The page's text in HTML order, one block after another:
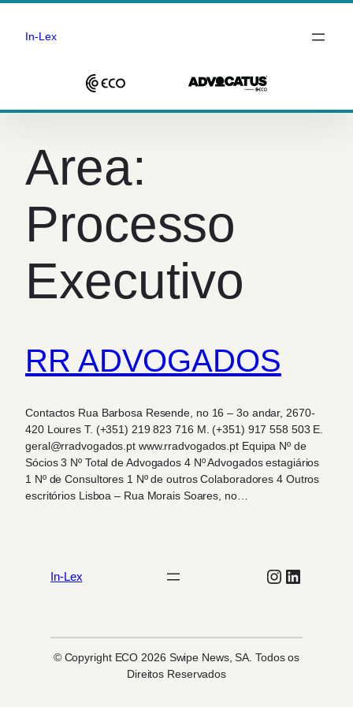
Saltar
conteúdo
In-Lex
Area:
Processo
Executivo
RR ADVOGADOS
Contactos Rua Barbosa Resende, no 16 – 3o andar, 2670-
420 Loures T. (+351) 219 823 716 M. (+351) 917 558 503 E.
geral@rradvogados.pt www.rradvogados.pt Equipa Nº de
Sócios 3 Nº Total de Advogados 4 Nº Advogados estagiários
1 Nº de Consultores 1 Nº de outros Colaboradores 4 Outros
escritórios Lisboa – Rua Morais Soares, no…
In-Lex Instagram
LinkedIn
© Copyright ECO 2026 Swipe News, SA. Todos os
Direitos Reservados